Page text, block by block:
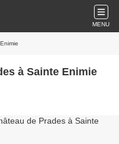
MENU
à Sainte Enimie